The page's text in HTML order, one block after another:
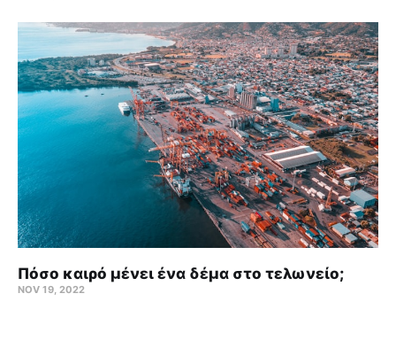
Πόσο καιρό μένει ένα δέμα στο τελωνείο;
NOV 19, 2022